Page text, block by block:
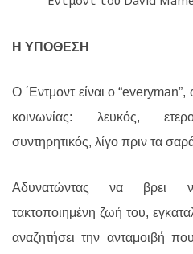
Η ΥΠΟΘΕΣΗ
Ο ΄Εντμοντ είναι ο “everyman”,
κοινωνίας: λευκός,
συντηρητικός, λίγο πριν τα
Αδυνατώντας να βρει
τακτοποιημένη ζωή του,
αναζητήσει την ανταμοιβή